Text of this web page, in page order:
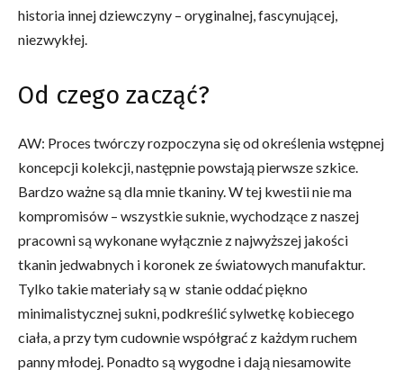
historia innej dziewczyny – oryginalnej, fascynującej,
niezwykłej.
Od czego zacząć?
AW: Proces twórczy rozpoczyna się od określenia wstępnej
koncepcji kolekcji, następnie powstają pierwsze szkice.
Bardzo ważne są dla mnie tkaniny. W tej kwestii nie ma
kompromisów – wszystkie suknie, wychodzące z naszej
pracowni są wykonane wyłącznie z najwyższej jakości
tkanin jedwabnych i koronek ze światowych manufaktur.
Tylko takie materiały są w stanie oddać piękno
minimalistycznej sukni, podkreślić sylwetkę kobiecego
ciała, a przy tym cudownie współgrać z każdym ruchem
panny młodej. Ponadto są wygodne i dają niesamowite